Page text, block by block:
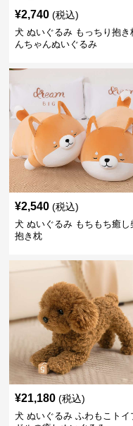
¥2,740 (税込)
犬 ぬいぐるみ もっちり抱き
んちゃんぬいぐるみ
¥2,540 (税込)
犬 ぬいぐるみ もちもち癒し
抱き枕
¥21,180 (税込)
犬 ぬいぐるみ ふわもこトイ